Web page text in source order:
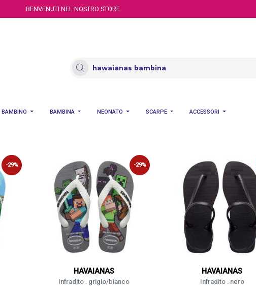
BENVENUTI NEL NOSTRO STORE
BAMBINO BAMBINA NEONATO SCARPE ACCESSORI
-29% -29%
HAVAIANAS
Infradito . grigio/bianco
HAVAIANAS
Infradito . nero